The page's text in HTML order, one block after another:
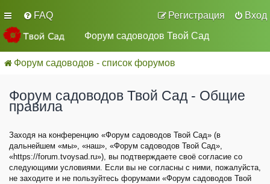
FAQ Вход
Регистрация
Форум садоводов Твой Сад
Форум садоводов - список форумов
Форум садоводов Твой Сад - Общие
правила
Заходя на конференцию «Форум садоводов Твой Сад» (в
дальнейшем «мы», «наш», «Форум садоводов Твой Сад»,
«https://forum.tvoysad.ru»), вы подтверждаете своё согласие со
следующими условиями. Если вы не согласны с ними, пожалуйста,
не заходите и не пользуйтесь форумами «Форум садоводов Твой